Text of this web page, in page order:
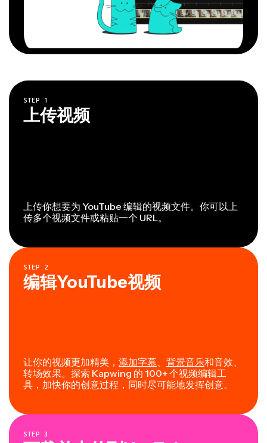
STEP 1
上传视频
上传你想要为 YouTube 编辑的视频文件。你可以上
传多个视频文件或粘贴一个 URL。
STEP 2
编辑YouTube视频
让你的视频更加精美， 添加字幕 背景音乐和音效、
转场效果。探索 Kapwing 的 100+ 个视频编辑工
具，加快你的创意过程，同时尽可能地发挥创意。
STEP 3